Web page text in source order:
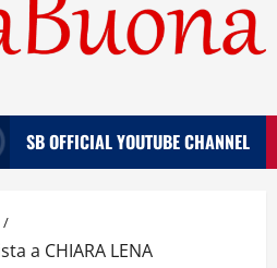
SB OFFICIAL YOUTUBE CHANNEL
a CHIARA LENA